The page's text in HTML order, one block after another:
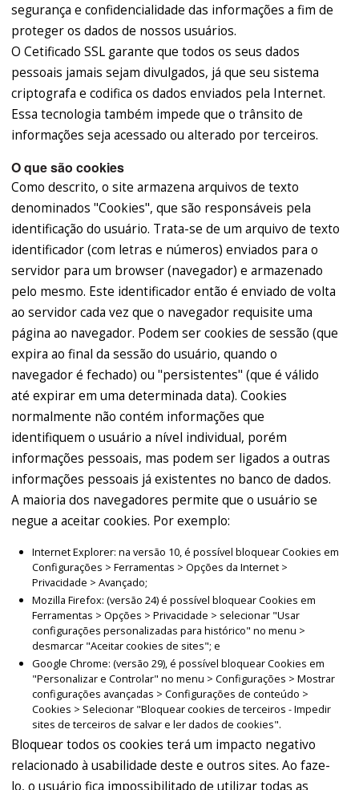
segurança e confidencialidade das informações a fim de
proteger os dados de nossos usuários.
O Cetificado SSL garante que todos os seus dados
pessoais jamais sejam divulgados, já que seu sistema
criptografa e codifica os dados enviados pela Internet.
Essa tecnologia também impede que o trânsito de
informações seja acessado ou alterado por terceiros.
O que são cookies
Como descrito, o site armazena arquivos de texto
denominados "Cookies", que são responsáveis pela
identificação do usuário. Trata-se de um arquivo de texto
identificador (com letras e números) enviados para o
servidor para um browser (navegador) e armazenado
pelo mesmo. Este identificador então é enviado de volta
ao servidor cada vez que o navegador requisite uma
página ao navegador. Podem ser cookies de sessão (que
expira ao final da sessão do usuário, quando o
navegador é fechado) ou "persistentes" (que é válido
até expirar em uma determinada data). Cookies
normalmente não contém informações que
identifiquem o usuário a nível individual, porém
informações pessoais, mas podem ser ligados a outras
informações pessoais já existentes no banco de dados.
A maioria dos navegadores permite que o usuário se
negue a aceitar cookies. Por exemplo:
Internet Explorer: na versão 10, é possível bloquear Cookies em
Configurações > Ferramentas > Opções da Internet >
Privacidade > Avançado;
Mozilla Firefox: (versão 24) é possível bloquear Cookies em
Ferramentas > Opções > Privacidade > selecionar "Usar
configurações personalizadas para histórico" no menu >
desmarcar "Aceitar cookies de sites"; e
Google Chrome: (versão 29), é possível bloquear Cookies em
"Personalizar e Controlar" no menu > Configurações > Mostrar
configurações avançadas > Configurações de conteúdo >
Cookies > Selecionar "Bloquear cookies de terceiros - Impedir
sites de terceiros de salvar e ler dados de cookies".
Bloquear todos os cookies terá um impacto negativo
relacionado à usabilidade deste e outros sites. Ao faze-